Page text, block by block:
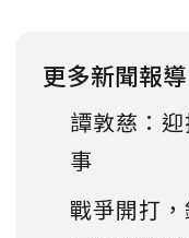
更多新聞報導
譚敦慈：
事
戰爭開打